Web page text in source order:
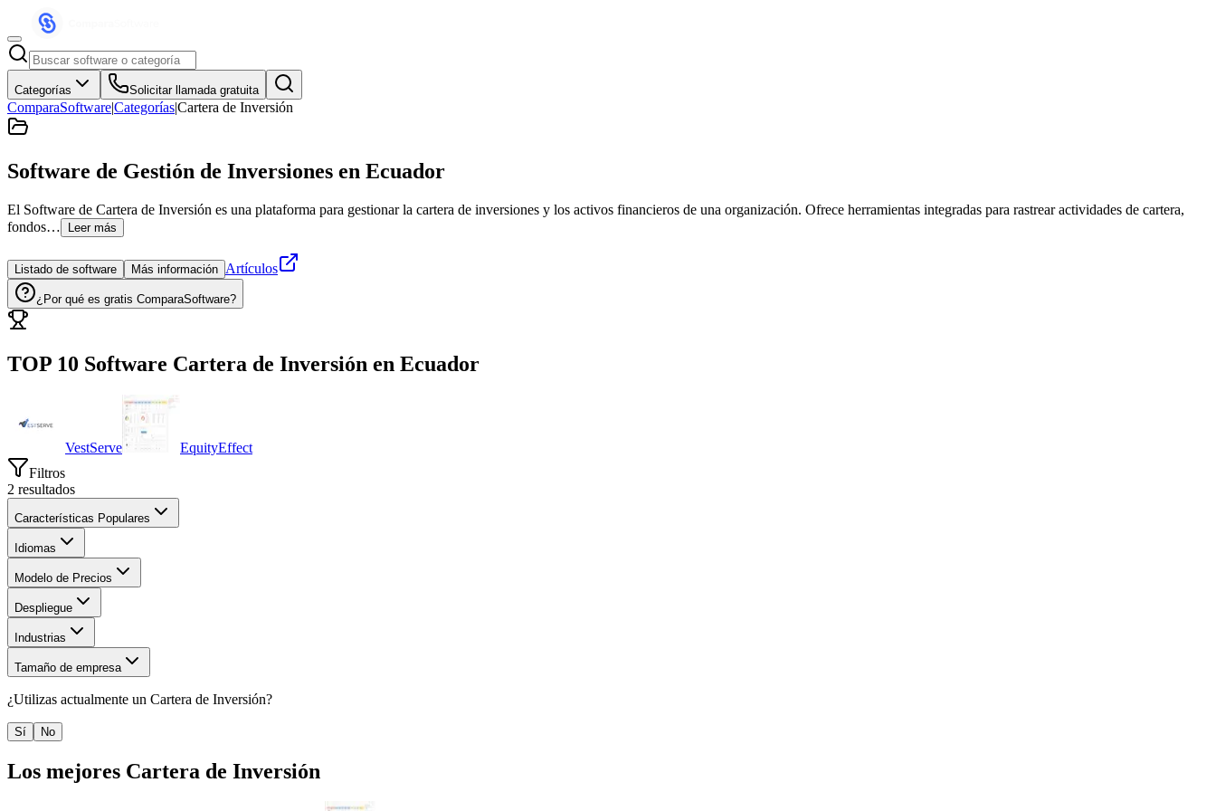
Categorías Solicitar llamada gratuita
ComparaSoftware|Categorías|Cartera de Inversión
Software de Gestión de Inversiones en Ecuador
El Software de Cartera de Inversión es una plataforma para gestionar la cartera de inversiones y los activos financieros de una organización. Ofrece herramientas integradas para rastrear actividades de cartera,
fondos…
Leer más
Listado de software Más información Artículos
¿Por qué es gratis ComparaSoftware?
TOP 10 Software Cartera de Inversión en Ecuador
VestServe
EquityEffect
Filtros
2 resultados
Características Populares
Idiomas
Modelo de Precios
Despliegue
Industrias
Tamaño de empresa
¿Utilizas actualmente un Cartera de Inversión?
Sí No
Los mejores Cartera de Inversión